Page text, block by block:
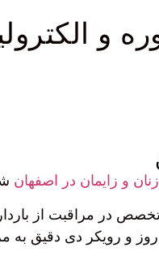
و
و زایمان در اصفهان
تخصص در مراقبت از
و رویکر دی دقیق به